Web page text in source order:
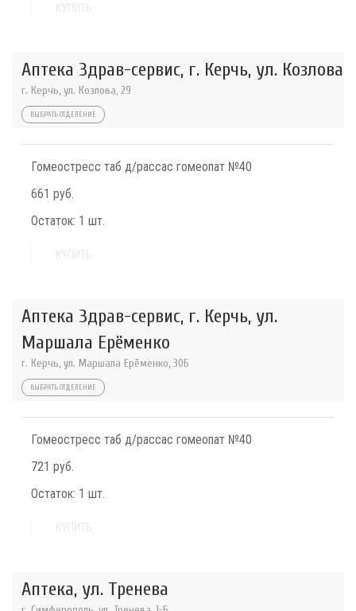
Аптека Здрав-сервис, г. Керчь, ул. Козлова
г. Керчь, ул. Козлова, 29
ВЫБРАТЬ ОТДЕЛЕНИЕ
Гомеостресс таб д/рассас гомеопат №40
661 руб.
Остаток: 1 шт.
Аптека Здрав-сервис, г. Керчь, ул.
Маршала Ерёменко
г. Керчь, ул. Маршала Ерёменко, 30Б
ВЫБРАТЬ ОТДЕЛЕНИЕ
Гомеостресс таб д/рассас гомеопат №40
721 руб.
Остаток: 1 шт.
Аптека, ул. Тренева